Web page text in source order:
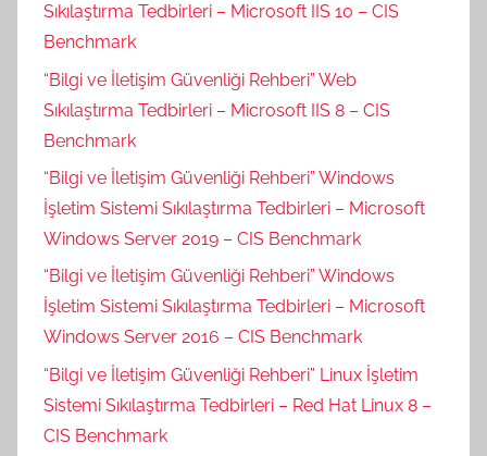
Sıkılaştırma Tedbirleri – Microsoft IIS 10 – CIS
Benchmark
“Bilgi ve İletişim Güvenliği Rehberi” Web
Sıkılaştırma Tedbirleri – Microsoft IIS 8 – CIS
Benchmark
“Bilgi ve İletişim Güvenliği Rehberi” Windows
İşletim Sistemi Sıkılaştırma Tedbirleri – Microsoft
Windows Server 2019 – CIS Benchmark
“Bilgi ve İletişim Güvenliği Rehberi” Windows
İşletim Sistemi Sıkılaştırma Tedbirleri – Microsoft
Windows Server 2016 – CIS Benchmark
“Bilgi ve İletişim Güvenliği Rehberi” Linux İşletim
Sistemi Sıkılaştırma Tedbirleri – Red Hat Linux 8 –
CIS Benchmark